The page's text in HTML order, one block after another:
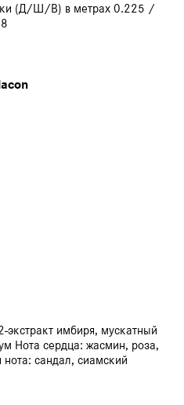
(Д/Ш/В) в метрах 0.225 /
экстракт имбиря, мускатный
Нота сердца: жасмин, роза,
нота: сандал, сиамский